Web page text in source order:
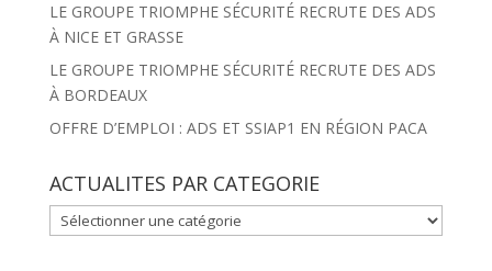
LE GROUPE TRIOMPHE SÉCURITÉ RECRUTE DES ADS
À NICE ET GRASSE
LE GROUPE TRIOMPHE SÉCURITÉ RECRUTE DES ADS
À BORDEAUX
OFFRE D’EMPLOI : ADS ET SSIAP1 EN RÉGION PACA
ACTUALITES PAR CATEGORIE
ACTUALITES
PAR